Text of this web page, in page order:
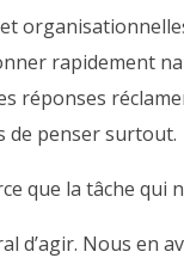
rapidement
réponses
de penser surtout.
que la tâche qui
d’agir. Nous en